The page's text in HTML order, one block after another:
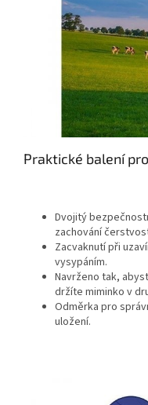
Praktické balení
Dvojitý
zachování
Zacvaknutí při
vysypáním.
Navrženo tak,
držíte miminko v
Odměrka pro
uložení.